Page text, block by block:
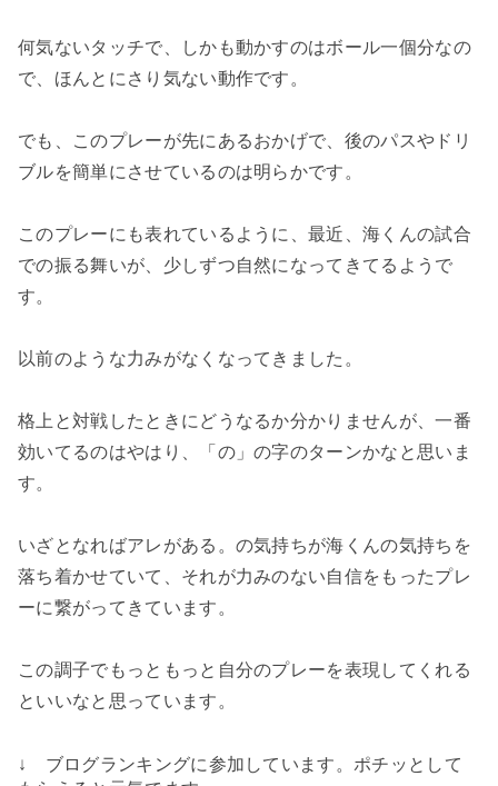
何気ないタッチで、しかも動かすのはボール一個分なの
で、ほんとにさり気ない動作です。
でも、このプレーが先にあるおかげで、後のパスやドリ
ブルを簡単にさせているのは明らかです。
このプレーにも表れているように、最近、海くんの試合
での振る舞いが、少しずつ自然になってきてるようで
す。
以前のような力みがなくなってきました。
格上と対戦したときにどうなるか分かりませんが、一番
効いてるのはやはり、「の」の字のターンかなと思いま
す。
いざとなればアレがある。の気持ちが海くんの気持ちを
落ち着かせていて、それが力みのない自信をもったプレ
ーに繋がってきています。
この調子でもっともっと自分のプレーを表現してくれる
といいなと思っています。
↓ ブログランキングに参加しています。ポチッとして